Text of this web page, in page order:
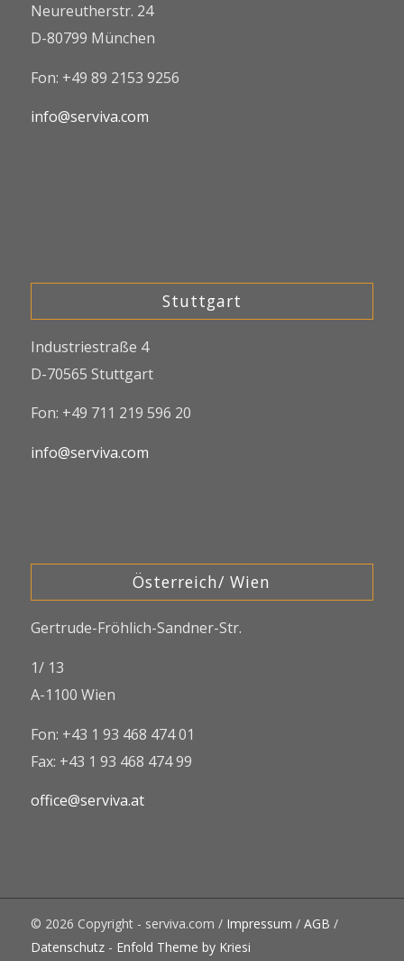
Neureutherstr. 24
D-80799 München
Fon: +49 89 2153 9256
info@serviva.com
Stuttgart
Industriestraße 4
D-70565 Stuttgart
Fon: +49 711 219 596 20
info@serviva.com
Österreich/ Wien
Gertrude-Fröhlich-Sandner-Str.
1/ 13
A-1100 Wien
Fon: +43 1 93 468 474 01
Fax: +43 1 93 468 474 99
office@serviva.at
© 2026 Copyright - serviva.com / Impressum / AGB /
Datenschutz- Enfold Theme by Kriesi